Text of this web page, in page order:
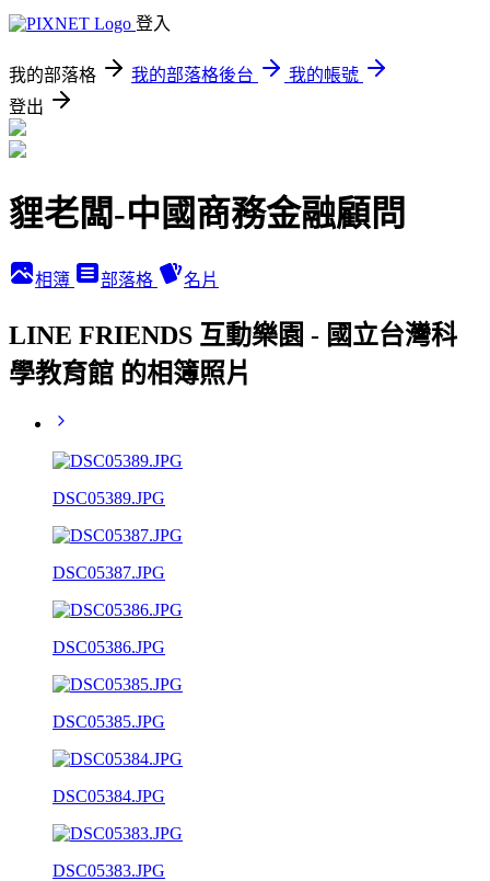
登入
我的部落格 我的部落格後台
我的帳號
登出
貍老闆-中國商務金融顧問
相簿 部落格 名片
LINE FRIENDS 互動樂園 - 國立台灣科
學教育館 的相簿照片
DSC05389.JPG
DSC05387.JPG
DSC05386.JPG
DSC05385.JPG
DSC05384.JPG
DSC05383.JPG